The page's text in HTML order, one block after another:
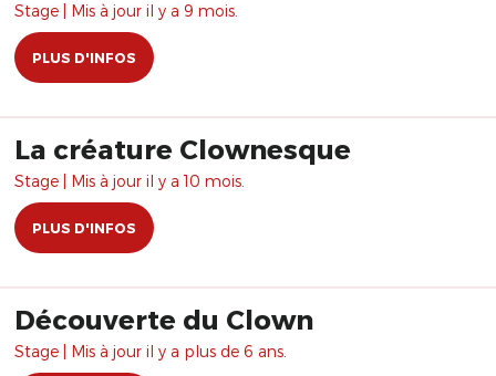
Stage | Mis à jour il y a 9 mois.
PLUS D'INFOS
La créature Clownesque
Stage | Mis à jour il y a 10 mois.
PLUS D'INFOS
Découverte du Clown
Stage | Mis à jour il y a plus de 6 ans.